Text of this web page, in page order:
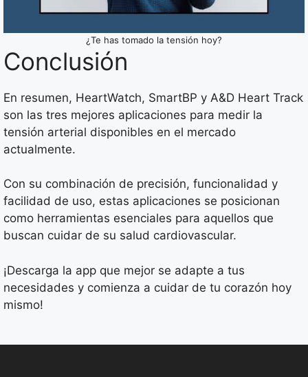
¿Te has tomado la tensión hoy?
Conclusión
En resumen, HeartWatch, SmartBP y A&D Heart Track
son las tres mejores aplicaciones para medir la
tensión arterial disponibles en el mercado
actualmente.
Con su combinación de precisión, funcionalidad y
facilidad de uso, estas aplicaciones se posicionan
como herramientas esenciales para aquellos que
buscan cuidar de su salud cardiovascular.
¡Descarga la app que mejor se adapte a tus
necesidades y comienza a cuidar de tu corazón hoy
mismo!